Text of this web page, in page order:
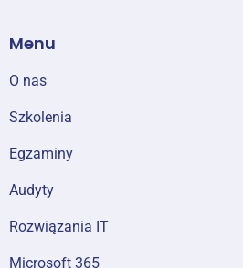
Menu
O nas
Szkolenia
Egzaminy
Audyty
Rozwiązania IT
Microsoft 365